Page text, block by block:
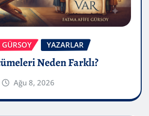
YAZARLAR
Neden Farklı?
Ağu 8, 2026